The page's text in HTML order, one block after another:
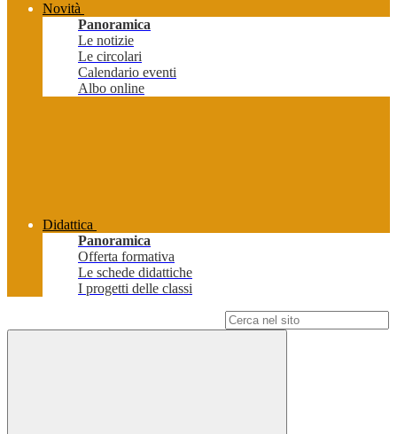
Novità
Panoramica
Le notizie
Le circolari
Calendario eventi
Albo online
Didattica
Panoramica
Offerta formativa
Le schede didattiche
I progetti delle classi